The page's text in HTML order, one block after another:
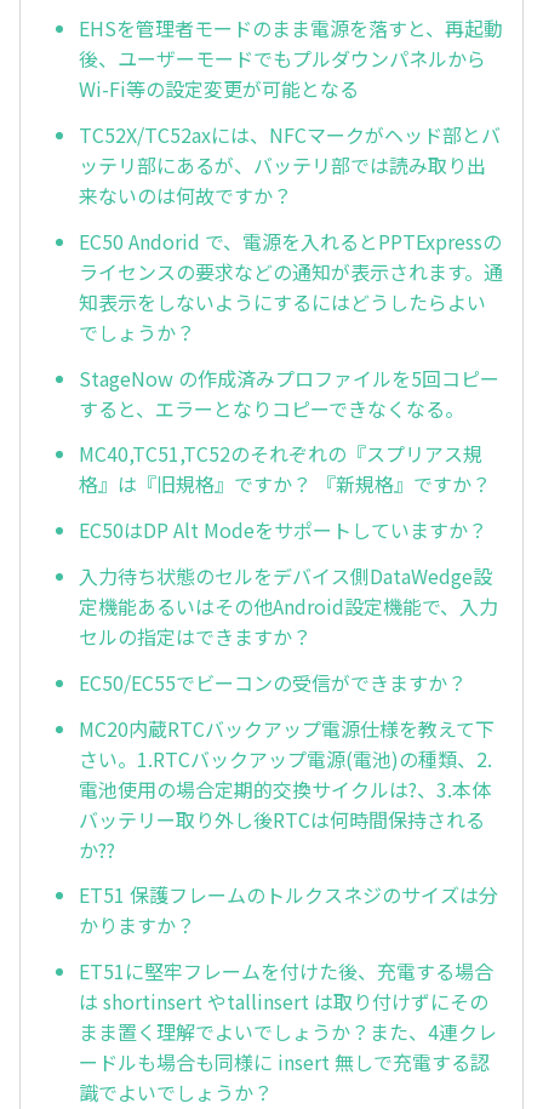
EHSを管理者モードのまま電源を落すと、再起動
後、ユーザーモードでもプルダウンパネルから
Wi-Fi等の設定変更が可能となる
TC52X/TC52axには、NFCマークがヘッド部とバ
ッテリ部にあるが、バッテリ部では読み取り出
来ないのは何故ですか？
EC50 Andorid で、電源を入れるとPPTExpressの
ライセンスの要求などの通知が表示されます。通
知表示をしないようにするにはどうしたらよい
でしょうか？
StageNow の作成済みプロファイルを5回コピー
すると、エラーとなりコピーできなくなる。
MC40,TC51,TC52のそれぞれの『スプリアス規
格』は『旧規格』ですか？ 『新規格』ですか？
EC50はDP Alt Modeをサポートしていますか？
入力待ち状態のセルをデバイス側DataWedge設
定機能あるいはその他Android設定機能で、入力
セルの指定はできますか？
EC50/EC55でビーコンの受信ができますか？
MC20内蔵RTCバックアップ電源仕様を教えて下
さい。1.RTCバックアップ電源(電池)の種類、2.
電池使用の場合定期的交換サイクルは?、3.本体
バッテリー取り外し後RTCは何時間保持される
か??
ET51 保護フレームのトルクスネジのサイズは分
かりますか？
ET51に堅牢フレームを付けた後、充電する場合
は shortinsert やtallinsert は取り付けずにその
まま置く理解でよいでしょうか？また、4連クレ
ードルも場合も同様に insert 無しで充電する認
識でよいでしょうか？